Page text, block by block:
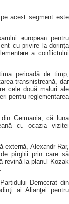
acest segment este
european pentru
cu privire la dorinţa
a conflictului
perioadă de timp,
transnistreană, dar
cele două maluri ale
pentru reglementarea
Germania, că luna
cuocazia vizitei
externă, Alexandr Rar,
pîrghii prin care să
revină la planul Kozak
Democrat din
ai Alianţei pentru